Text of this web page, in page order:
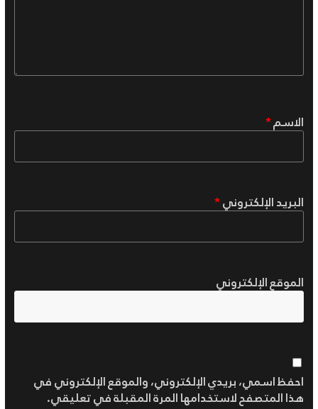
الاسم*
البريد الإلكتروني*
الموقع الإلكتروني
احفظ اسمي، بريدي الإلكتروني، والموقع الإلكتروني في
هذا المتصفح لاستخدامها المرة المقبلة في تعليقي.